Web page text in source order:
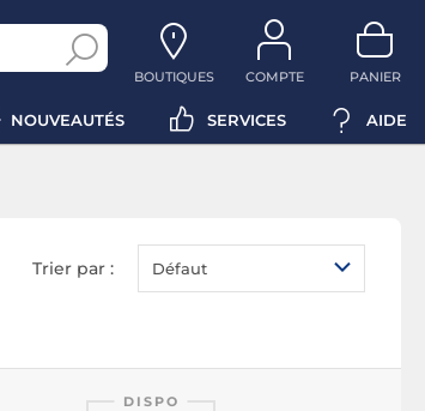
BOUTIQUES COMPTE PANIER
NOUVEAUTÉS SERVICES AIDE
Trier par : Défaut
DISPO